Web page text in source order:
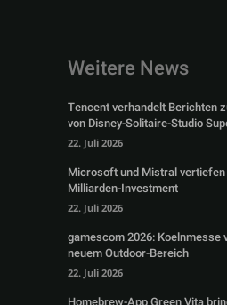
Weitere News
Tencent verhandelt Berichten
von Disney-Solitaire-Studio
22. Juli 2026
Microsoft und Mistral
Milliarden-Investment
22. Juli 2026
gamescom 2026:
neuem Outdoor-Bereich
22. Juli 2026